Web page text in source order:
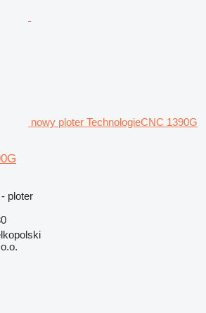
nowy ploter TechnologieCNC 1390G
ploter